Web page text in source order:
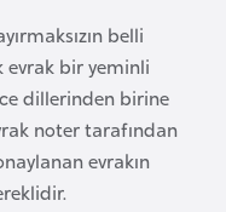
belli
evrak bir yeminli
dillerinden birine
noter tarafından
evrakın